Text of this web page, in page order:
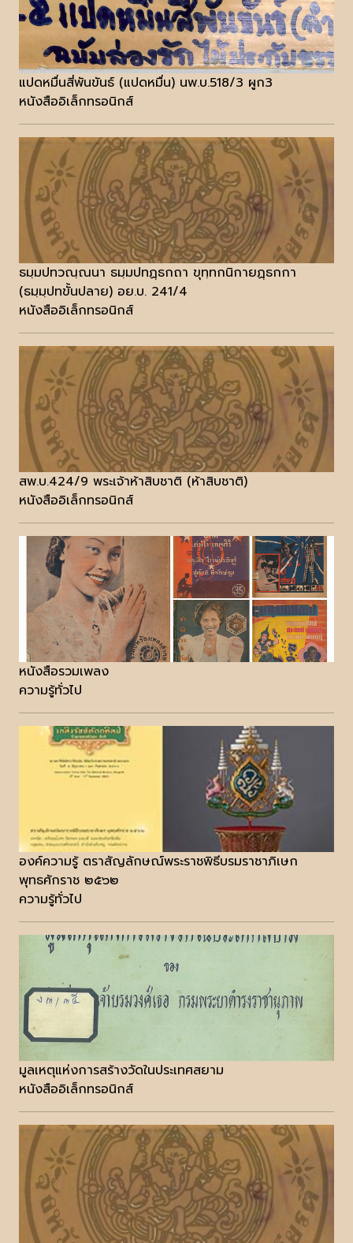
แปดหมื่นสี่พันขันธ์ (แปดหมื่น) นพ.บ.518/3 ผูก3
หนังสืออิเล็กทรอนิกส์
ธมฺมปทวณฺณนา ธมฺมปทฏฺธกถา ขุทฺทกนิกายฏฺธกกา
(ธมฺมฺปทขั้นปลาย) อย.บ. 241/4
หนังสืออิเล็กทรอนิกส์
สพ.บ.424/9 พระเจ้าห้าสิบชาติ (ห้าสิบชาติ)
หนังสืออิเล็กทรอนิกส์
หนังสือรวมเพลง
ความรู้ทั่วไป
องค์ความรู้ ตราสัญลักษณ์พระราชพิธีบรมราชาภิเษก
พุทธศักราช ๒๕๖๒
ความรู้ทั่วไป
มูลเหตุแห่งการสร้างวัดในประเทศสยาม
หนังสืออิเล็กทรอนิกส์